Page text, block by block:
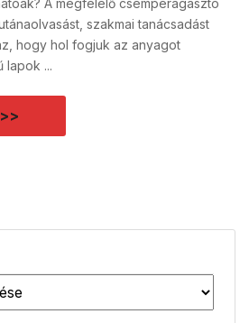
szakmai tanácsadást
hogy hol fogjuk az anyagot
lapok ...